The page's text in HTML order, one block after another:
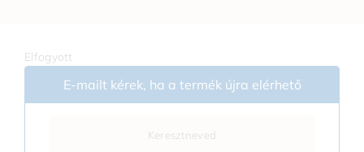
Elfogyott
E-mailt kérek, ha a termék újra elérhető